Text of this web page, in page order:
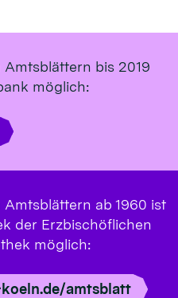
bis 2019
möglich:
ab 1960 ist
der Erzbischöflichen
möglich:
amtsblatt